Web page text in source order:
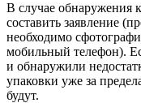
В случае обнаружения
составить заявление
необходимо
мобильный телефон).
и обнаружили
упаковки уже за
будут.